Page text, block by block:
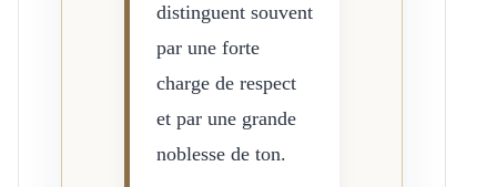
distinguent souvent
par une forte
charge de respect
et par une grande
noblesse de ton.